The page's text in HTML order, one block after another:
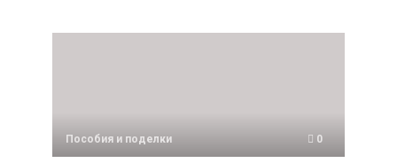
Пособия и поделки 0